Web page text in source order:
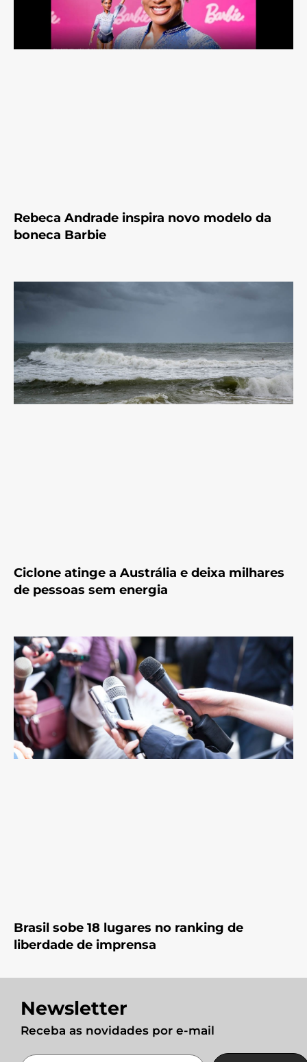
Rebeca Andrade inspira novo modelo da
boneca Barbie
Ciclone atinge a Austrália e deixa milhares
de pessoas sem energia
Brasil sobe 18 lugares no ranking de
liberdade de imprensa
Newsletter
Receba as novidades por e-mail